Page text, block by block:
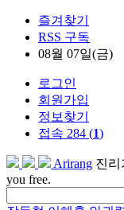
즐겨찾기
RSS 구독
08월 07일(금)
로그인
회원가입
정보찾기
접속 284 (1)
Arirang 진리
you free.